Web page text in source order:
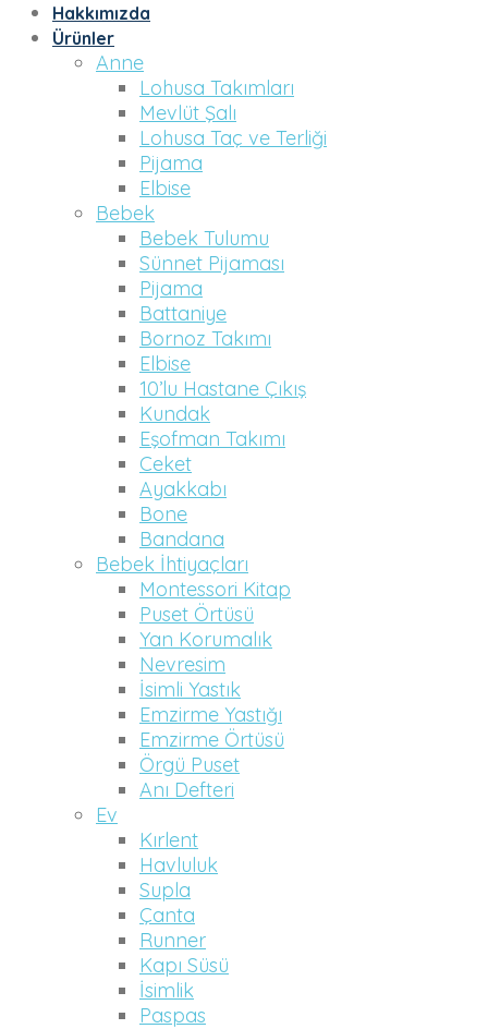
Hakkımızda
Ürünler
Anne
Lohusa Takımları
Mevlüt Şalı
Lohusa Taç ve Terliği
Pijama
Elbise
Bebek
Bebek Tulumu
Sünnet Pijaması
Pijama
Battaniye
Bornoz Takımı
Elbise
10’lu Hastane Çıkış
Kundak
Eşofman Takımı
Ceket
Ayakkabı
Bone
Bandana
Bebek İhtiyaçları
Montessori Kitap
Puset Örtüsü
Yan Korumalık
Nevresim
İsimli Yastık
Emzirme Yastığı
Emzirme Örtüsü
Örgü Puset
Anı Defteri
Ev
Kırlent
Havluluk
Supla
Çanta
Runner
Kapı Süsü
İsimlik
Paspas